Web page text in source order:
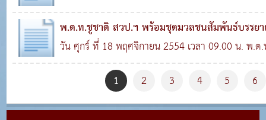
ผกก.สภ.บางปู พร้อมด้วย พ.ต.ท.พิ..
พ.ต.ท.ชูชาติ สวป.ฯ พร้อมชุดมวลชนสัมพันธ์บรรย
0 2,794
วัน ศุกร์ ที่ 18 พฤศจิกายน 2554 เวลา 09.00 น. พ.ต.ท.ชูชาติ
สวป.ฯ , ด.ต.มาโนช เปรมแก้ว ..
1 2 3 4 5 6